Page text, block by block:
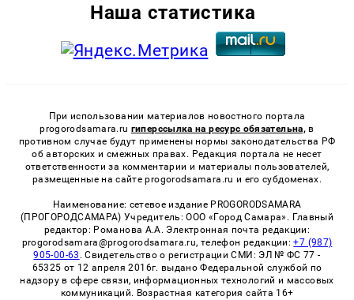
Наша статистика
При использовании материалов новостного портала
progorodsamara.ru гиперссылка на ресурс обязательна, в
противном случае будут применены нормы законодательства РФ
об авторских и смежных правах. Редакция портала не несет
ответственности за комментарии и материалы пользователей,
размещенные на сайте progorodsamara.ru и его субдоменах.
Наименование: сетевое издание PROGORODSAMARA
(ПРОГОРОДСАМАРА) Учредитель: ООО «Город Самара». Главный
редактор: Романова А.А. Электронная почта редакции:
progorodsamara@progorodsamara.ru, телефон редакции:+7 (987)
905-00-63 . Свидетельство о регистрации СМИ: ЭЛ № ФС 77 -
65325 от 12 апреля 2016г. выдано Федеральной службой по
надзору в сфере связи, информационных технологий и массовых
коммуникаций. Возрастная категория сайта 16+